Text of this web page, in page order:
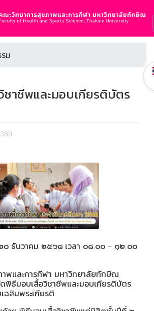
ม
ชาชีพและมอบเกียรติบัตร
360
๐ ธันวาคม ๒๕๖๘ เวลา ๐๘.๐๐ – ๑๒.๐๐
าพและการกีฬา มหาวิทยาลัยทักษิณ
พิธีมอบเสื้อวิชาชีพและมอบเกียรติบัตร
ลิมพระเกียรติ